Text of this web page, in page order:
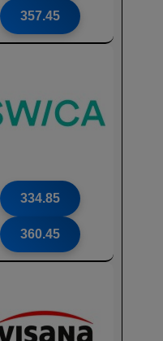
357.45
334.85
360.45